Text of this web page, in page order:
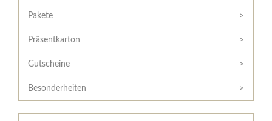
/
Widerrufsformular
AGB
Meine
Pakete
Präsentkarton
Gutscheine
Besonderheiten